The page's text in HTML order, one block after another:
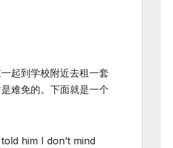
起到学校附近去租一套
难免的。下面就是一个
him I don’t mind